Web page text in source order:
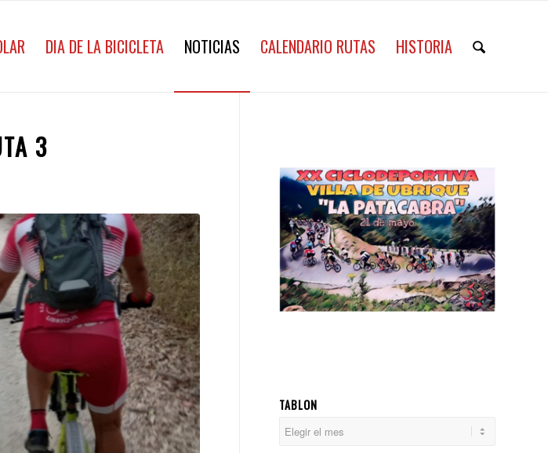
DIA DE LA BICICLETA NOTICIAS CALENDARIO RUTAS HISTORIA
3
TABLON